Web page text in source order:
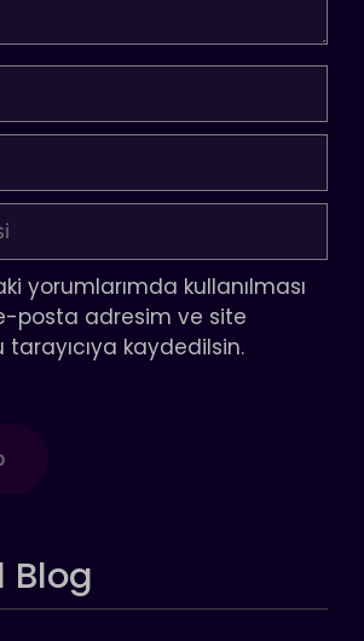
yorumlarımda kullanılması
posta adresim ve site
kaydedilsin.
Blog